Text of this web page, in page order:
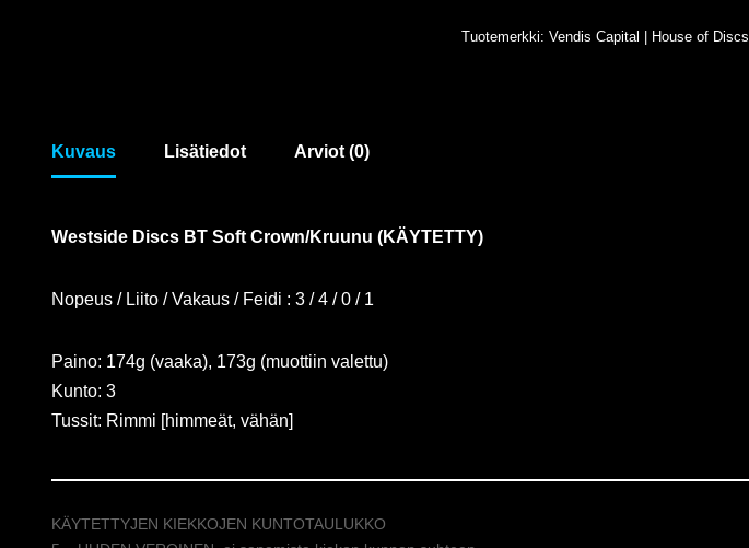
Tuotemerkki: Vendis Capital | House of Discs
Kuvaus Lisätiedot Arviot (0)
Westside Discs BT Soft Crown/Kruunu (KÄYTETTY)
Nopeus / Liito / Vakaus / Feidi : 3 / 4 / 0 / 1
Paino: 174g (vaaka), 173g (muottiin valettu)
Kunto: 3
Tussit: Rimmi [himmeät, vähän]
KÄYTETTYJEN KIEKKOJEN KUNTOTAULUKKO